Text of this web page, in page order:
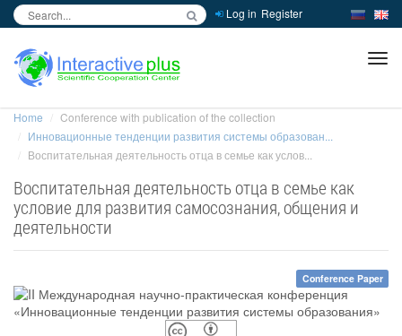
Log in Register
Home
Conference with publication of the collection
Инновационные тенденции развития системы образован...
Воспитательная деятельность отца в семье как услов...
Воспитательная деятельность отца в семье как
условие для развития самосознания, общения и
деятельности
Conference Paper